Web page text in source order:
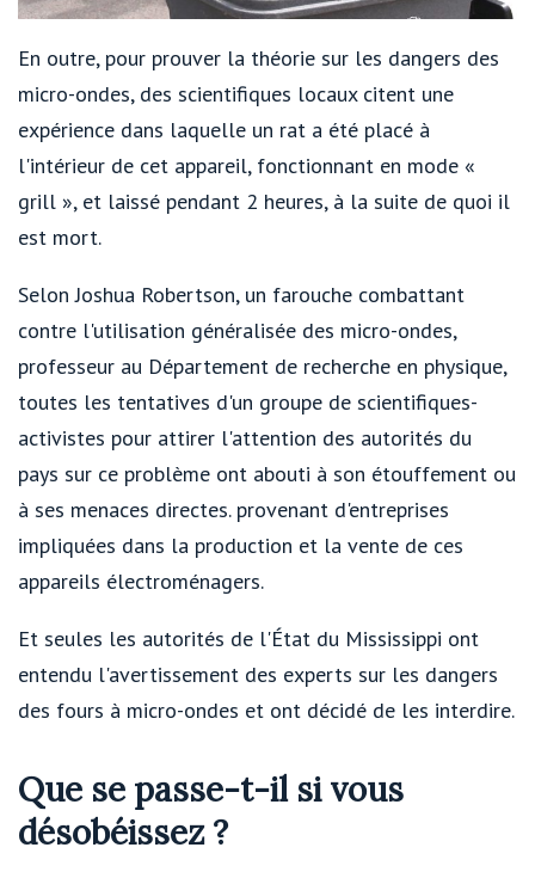
En outre, pour prouver la théorie sur les dangers des
micro-ondes, des scientifiques locaux citent une
expérience dans laquelle un rat a été placé à
l'intérieur de cet appareil, fonctionnant en mode «
grill », et laissé pendant 2 heures, à la suite de quoi il
est mort.
Selon Joshua Robertson, un farouche combattant
contre l'utilisation généralisée des micro-ondes,
professeur au Département de recherche en physique,
toutes les tentatives d'un groupe de scientifiques-
activistes pour attirer l'attention des autorités du
pays sur ce problème ont abouti à son étouffement ou
à ses menaces directes. provenant d'entreprises
impliquées dans la production et la vente de ces
appareils électroménagers.
Et seules les autorités de l'État du Mississippi ont
entendu l'avertissement des experts sur les dangers
des fours à micro-ondes et ont décidé de les interdire.
Que se passe-t-il si vous
désobéissez ?